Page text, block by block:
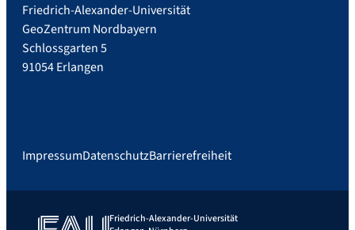
Friedrich-Alexander-Universität
GeoZentrum Nordbayern
Schlossgarten 5
91054 Erlangen
ImpressumDatenschutzBarrierefreiheit
Friedrich-Alexander-Universität